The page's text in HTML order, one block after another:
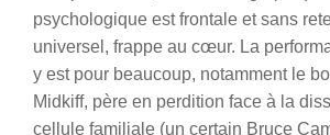
psychologique est frontale et sans
universel, frappe au cœur. La
y est pour beaucoup, notamment le
Midkiff, père en perdition face à la
cellule familiale (un certain Bruce